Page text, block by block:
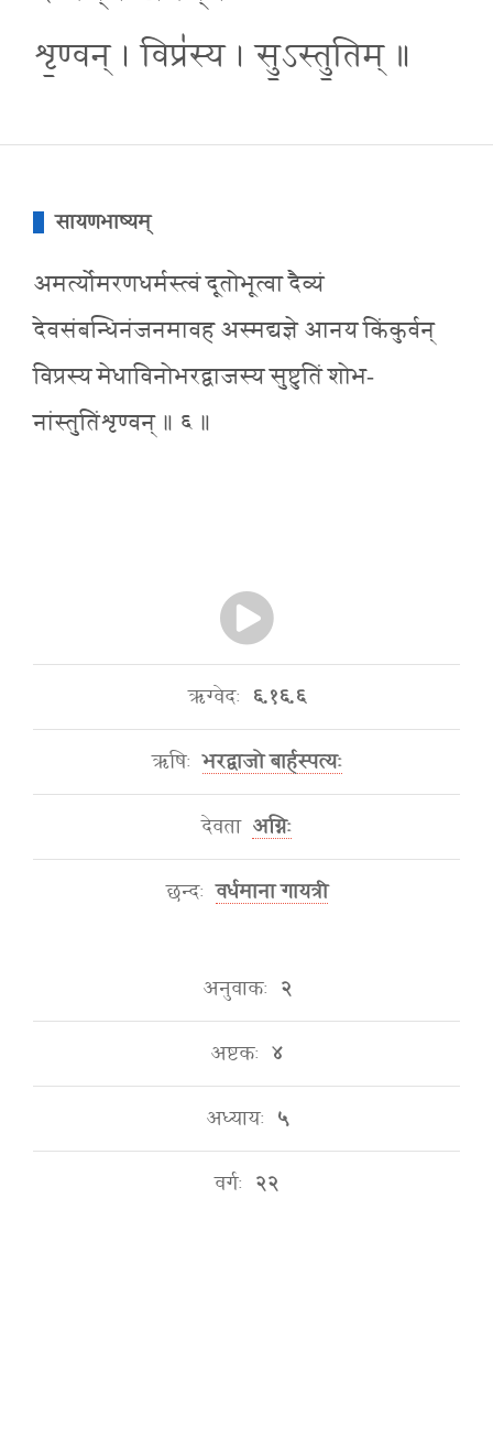
शृ॒ण्वन् । विप्र॑स्य । सु॒ऽस्तु॒तिम् ॥
सायणभाष्यम्
अमर्त्योमरणधर्मस्त्वं दूतोभूत्वा दैव्यं
देवसंबन्धिनंजनमावह अस्मद्यज्ञे आनय किंकुर्वन्
विप्रस्य मेधाविनोभरद्वाजस्य सुष्टुतिं शोभ-
नांस्तुतिंशृण्वन् ॥ ६ ॥
ऋग्वेदः ६.१६.६
ऋषिः भरद्वाजो बार्हस्पत्यः
देवता अग्निः
छन्दः वर्धमाना गायत्री
अनुवाकः २
अष्टकः ४
अध्यायः ५
वर्गः २२